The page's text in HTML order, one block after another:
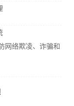
网络欺凌、诈骗和